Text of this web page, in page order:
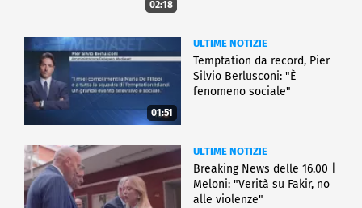
02:18
01:51
ULTIME NOTIZIE
Temptation da record, Pier
Silvio Berlusconi: "È
fenomeno sociale"
ULTIME NOTIZIE
Breaking News delle 16.00 |
Meloni: "Verità su Fakir, no
alle violenze"